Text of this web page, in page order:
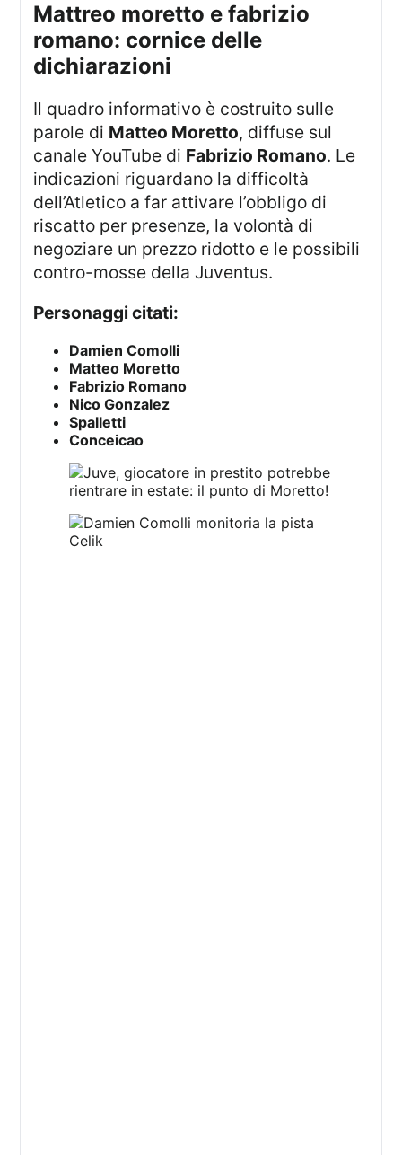
mattreo moretto e fabrizio
romano: cornice delle
dichiarazioni
Il quadro informativo è costruito sulle
parole di Matteo Moretto, diffuse sul
canale YouTube di Fabrizio Romano. Le
indicazioni riguardano la difficoltà
dell’Atletico a far attivare l’obbligo di
riscatto per presenze, la volontà di
negoziare un prezzo ridotto e le possibili
contro-mosse della Juventus.
Personaggi citati:
Damien Comolli
Matteo Moretto
Fabrizio Romano
Nico Gonzalez
Spalletti
Conceicao